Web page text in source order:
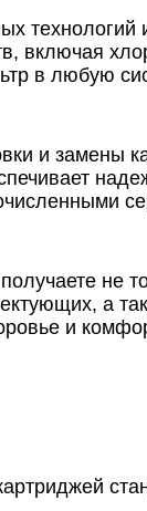
включая
в любую
и
не
а
и